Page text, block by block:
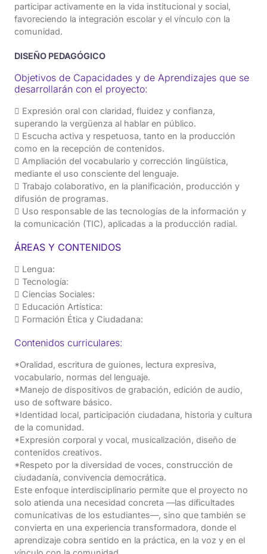
participar activamente en la vida institucional y social,
favoreciendo la integración escolar y el vínculo con la
comunidad.
DISEÑO PEDAGÓGICO
Objetivos de Capacidades y de Aprendizajes que se
desarrollarán con el proyecto:
 Expresión oral con claridad, fluidez y confianza,
superando la vergüenza al hablar en público.
 Escucha activa y respetuosa, tanto en la producción
como en la recepción de contenidos.
 Ampliación del vocabulario y corrección lingüística,
mediante el uso consciente del lenguaje.
 Trabajo colaborativo, en la planificación, producción y
difusión de programas.
 Uso responsable de las tecnologías de la información y
la comunicación (TIC), aplicadas a la producción radial.
ÁREAS Y CONTENIDOS
 Lengua:
 Tecnología:
 Ciencias Sociales:
 Educación Artística:
 Formación Ética y Ciudadana:
Contenidos curriculares:
*Oralidad, escritura de guiones, lectura expresiva,
vocabulario, normas del lenguaje.
*Manejo de dispositivos de grabación, edición de audio,
uso de software básico.
*Identidad local, participación ciudadana, historia y cultura
de la comunidad.
*Expresión corporal y vocal, musicalización, diseño de
contenidos creativos.
*Respeto por la diversidad de voces, construcción de
ciudadanía, convivencia democrática.
Este enfoque interdisciplinario permite que el proyecto no
solo atienda una necesidad concreta —las dificultades
comunicativas de los estudiantes—, sino que también se
convierta en una experiencia transformadora, donde el
aprendizaje cobra sentido en la práctica, en la voz y en el